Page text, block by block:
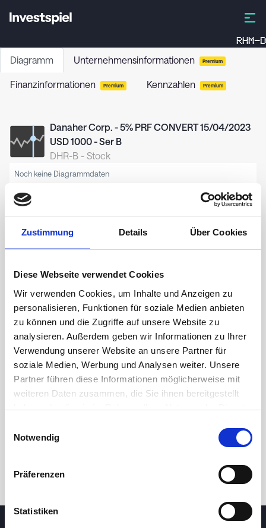
Zustimmung Details Über Cookies
Diese Webseite verwendet Cookies
Wir verwenden Cookies, um Inhalte und Anzeigen zu
personalisieren, Funktionen für soziale Medien anbieten
zu können und die Zugriffe auf unsere Website zu
analysieren. Außerdem geben wir Informationen zu Ihrer
Verwendung unserer Website an unsere Partner für
soziale Medien, Werbung und Analysen weiter. Unsere
Partner führen diese Informationen möglicherweise mit
weiteren Daten zusammen, die Sie ihnen bereitgestellt
haben oder die sie im Rahmen Ihrer Nutzung der Dienste
Notwendig
Präferenzen
Statistiken
RHM-D
Diagramm Unternehmensinformationen Premium
Finanzinformationen Premium Kennzahlen Premium
Danaher Corp. - 5% PRF CONVERT 15/04/2023
USD 1000 - Ser B
DHR-B - Stock
Noch keine Diagrammdaten
24 Std. 7T 1M 3M 1J 5J